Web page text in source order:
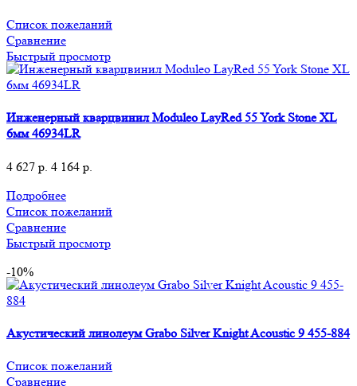
Список пожеланий
Сравнение
Быстрый просмотр
Инженерный кварцвинил Moduleo LayRed 55 York Stone XL
6мм 46934LR
4 627 р. 4 164 р.
Подробнее
Список пожеланий
Сравнение
Быстрый просмотр
-10%
Акустический линолеум Grabo Silver Knight Acoustic 9 455-884
Список пожеланий
Сравнение